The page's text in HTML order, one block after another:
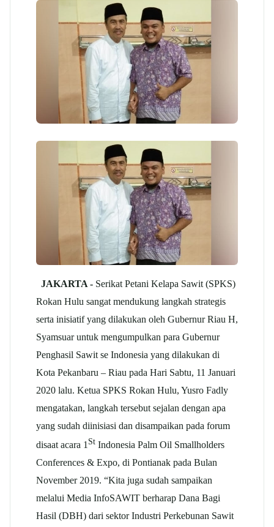
JAKARTA - Serikat Petani Kelapa Sawit (SPKS)
Rokan Hulu sangat mendukung langkah strategis
serta inisiatif yang dilakukan oleh Gubernur Riau H,
Syamsuar untuk mengumpulkan para Gubernur
Penghasil Sawit se Indonesia yang dilakukan di
Kota Pekanbaru – Riau pada Hari Sabtu, 11 Januari
2020 lalu. Ketua SPKS Rokan Hulu, Yusro Fadly
mengatakan, langkah tersebut sejalan dengan apa
yang sudah diinisiasi dan disampaikan pada forum
disaat acara 1St Indonesia Palm Oil Smallholders
Conferences & Expo, di Pontianak pada Bulan
November 2019. “Kita juga sudah sampaikan
melalui Media InfoSAWIT berharap Dana Bagi
Hasil (DBH) dari sektor Industri Perkebunan Sawit